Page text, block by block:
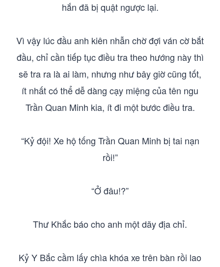
hắn đã bị quật ngược lại.
Vì vậy lúc đầu anh kiên nhẫn chờ đợi ván cờ bắt
đầu, chỉ cần tiếp tục điều tra theo hướng này thì
sẽ tra ra là ai làm, nhưng như bây giờ cũng tốt,
ít nhất có thể dễ dàng cạy miệng của tên ngu
Trần Quan Minh kia, ít đi một bước điều tra.
“Kỷ đội! Xe hộ tống Trần Quan Minh bị tai nạn
rồi!”
“Ở đâu!?”
Thư Khắc báo cho anh một dãy địa chỉ.
Kỷ Y Bắc cầm lấy chìa khóa xe trên bàn rồi lao